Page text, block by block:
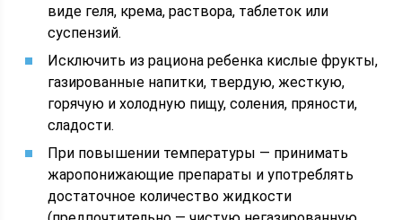
виде геля, крема, раствора, таблеток или
суспензий.
Исключить из рациона ребенка кислые фрукты,
газированные напитки, твердую, жесткую,
горячую и холодную пищу, соления, пряности,
сладости.
При повышении температуры — принимать
жаропонижающие препараты и употреблять
достаточное количество жидкости